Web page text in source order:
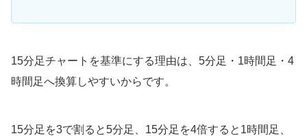
15分足チャートを基準にする理由は、5分足・1時間足・4
時間足へ換算しやすいからです。
15分足を3で割ると5分足、15分足を4倍すると1時間足、